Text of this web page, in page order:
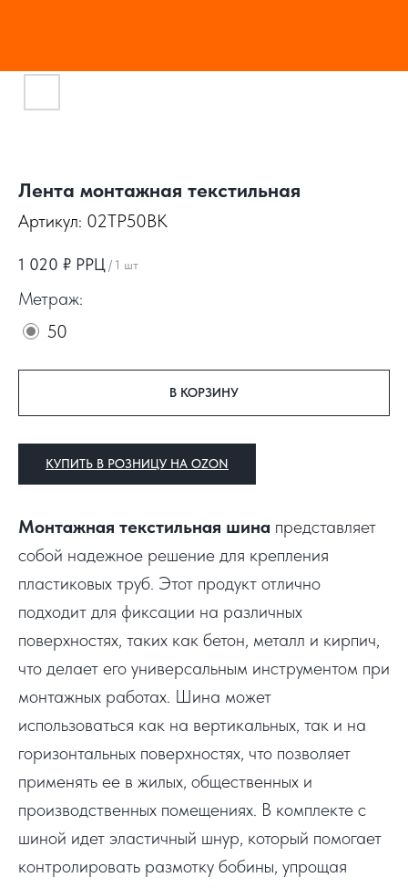
Лента монтажная текстильная
Артикул: 02TP50BK
1 020 ₽ РРЦ / 1 шт
Метраж:
50
В КОРЗИНУ
КУПИТЬ В РОЗНИЦУ НА OZON
Монтажная текстильная шина представляет
собой надежное решение для крепления
пластиковых труб. Этот продукт отлично
подходит для фиксации на различных
поверхностях, таких как бетон, металл и кирпич,
что делает его универсальным инструментом при
монтажных работах. Шина может
использоваться как на вертикальных, так и на
горизонтальных поверхностях, что позволяет
применять ее в жилых, общественных и
производственных помещениях. В комплекте с
шиной идет эластичный шнур, который помогает
контролировать размотку бобины, упрощая